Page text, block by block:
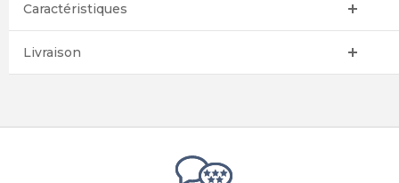
Caractéristiques
Livraison